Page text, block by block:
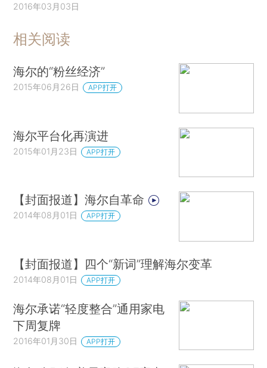
2016年03月03日
相关阅读
海尔的“粉丝经济”
2015年06月26日 APP打开
海尔平台化再演进
2015年01月23日 APP打开
【封面报道】海尔自革命
2014年08月01日 APP打开
【封面报道】四个“新词”理解海尔变革
2014年08月01日 APP打开
海尔承诺“轻度整合”通用家电
下周复牌
2016年01月30日 APP打开